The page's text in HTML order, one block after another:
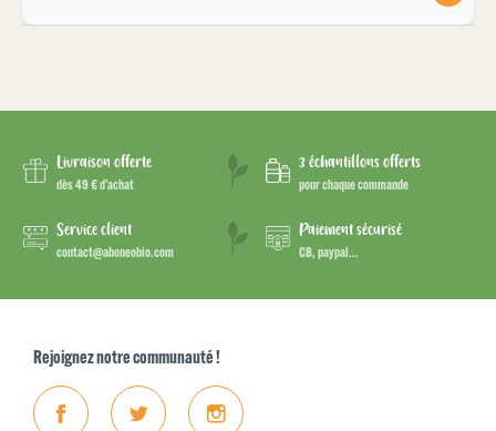
Livraison offerte
dès 49 € d’achat
3 échantillons offerts
pour chaque commande
Service client
contact@aboneobio.com
Paiement sécurisé
CB, paypal...
Rejoignez notre communauté !
FacebookTwitter Instagram